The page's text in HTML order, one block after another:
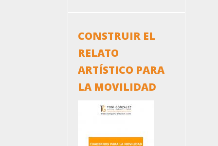
CONSTRUIR EL
RELATO
ARTÍSTICO PARA
LA MOVILIDAD